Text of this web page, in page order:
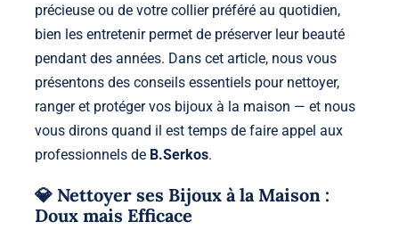
précieuse ou de votre collier préféré au quotidien,
bien les entretenir permet de préserver leur beauté
pendant des années. Dans cet article, nous vous
présentons des conseils essentiels pour nettoyer,
ranger et protéger vos bijouxà la maison — et nous
vous dirons quand il est temps de faire appel aux
professionnels de B.Serkos.
💎 Nettoyer ses Bijoux à la Maison :
Doux mais Efficace